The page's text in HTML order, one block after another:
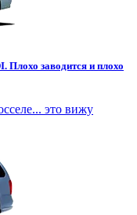
Плохо заводится и плохо
это вижу